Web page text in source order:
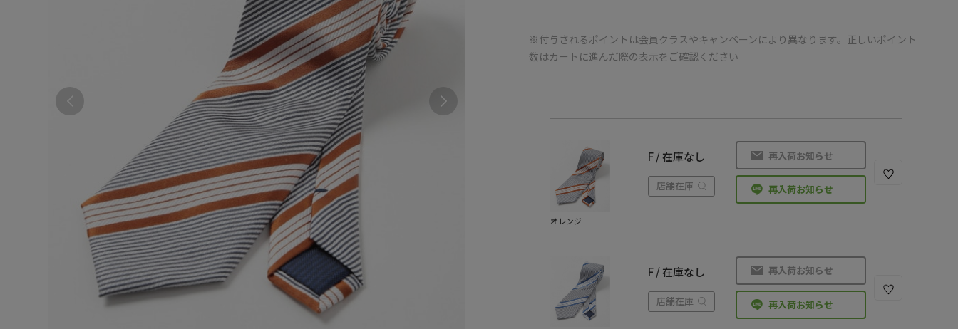
※付与されるポイントは会員クラスやキャンペーンにより異なります。正しいポイント
数はカートに進んだ際の表示をご確認ください
オレンジ
F / 在庫なし
店舗在庫
再入荷お知らせ
再入荷お知らせ
F / 在庫なし
店舗在庫
再入荷お知らせ
再入荷お知らせ